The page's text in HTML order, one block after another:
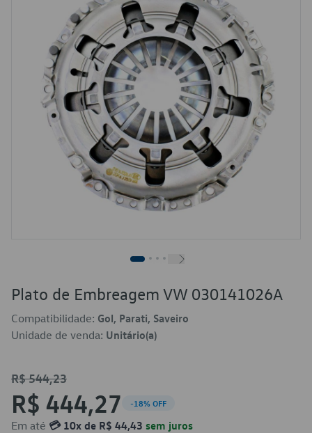
Plato de Embreagem VW 030141026A
Compatibilidade: Gol, Parati, Saveiro
Unidade de venda: Unitário(a)
R$ 544,23
R$ 444,27 -18% OFF
Em até 💳 10x de R$ 44,43 sem juros